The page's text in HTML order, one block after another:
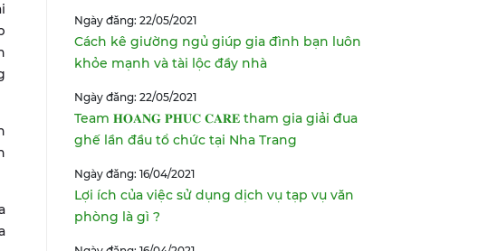
Ngày đăng: 22/05/2021
Cách kê giường ngủ giúp gia đình bạn luôn
khỏe mạnh và tài lộc đầy nhà
Ngày đăng: 22/05/2021
Team 𝐇𝐎𝐀𝐍𝐆 𝐏𝐇𝐔𝐂 𝐂𝐀𝐑𝐄 tham gia giải đua
ghế lần đầu tổ chức tại Nha Trang
Ngày đăng: 16/04/2021
Lợi ích của việc sử dụng dịch vụ tạp vụ văn
phòng là gì ?